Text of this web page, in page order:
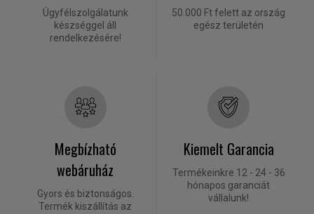
Ügyfélszolgálatunk
készséggel áll
rendelkezésére!
50.000 Ft felett az ország
egész területén
Megbízható
webáruház
Gyors és biztonságos.
Termék kiszállítás az
Kiemelt Garancia
Termékeinkre 12 - 24 - 36
hónapos garanciát
vállalunk!